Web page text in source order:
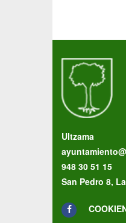
Ultzama
948 30 51 15
San Pedro 8,